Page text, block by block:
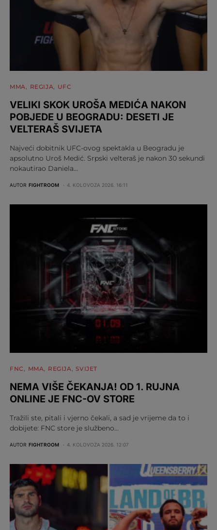
MMA REGIJA UFC
VELIKI SKOK UROŠA MEDIĆA NAKON
POBJEDE U BEOGRADU: DESETI JE
VELTERAŠ SVIJETA
Najveći dobitnik UFC-ovog spektakla u Beogradu je
apsolutno Uroš Medić. Srpski velteraš je nakon 30 sekundi
nokautirao Daniela…
AUTOR FIGHTROOM 4. KOLOVOZA 2026. 16:11
FNC MMA REGIJA SVIJET
NEMA VIŠE ČEKANJA! OD 1. RUJNA
ONLINE JE FNC-OV STORE
Tražili ste, pitali i vjerno čekali, a sad je vrijeme da to i
dobijete: FNC store je službeno…
AUTOR FIGHTROOM 4. KOLOVOZA 2026. 12:07